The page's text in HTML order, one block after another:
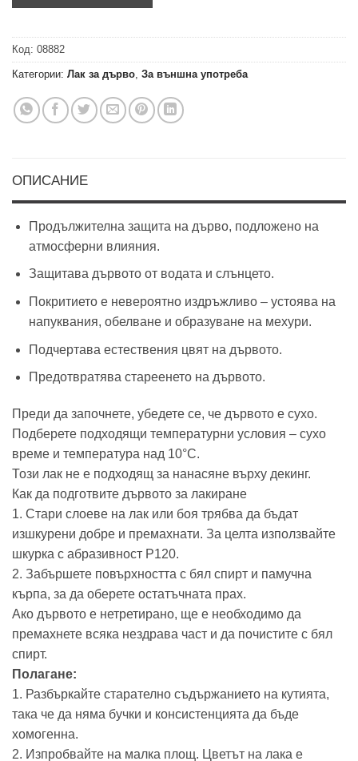
Код: 08882
Категории: Лак за дърво За външна употреба
ОПИСАНИЕ
Продължителна защита на дърво, подложено на
атмосферни влияния.
Защитава дървото от водата и слънцето.
Покритието е невероятно издръжливо – устоява на
напуквания, обелване и образуване на мехури.
Подчертава естествения цвят на дървото.
Предотвратява стареенето на дървото.
Преди да започнете, убедете се, че дървото е сухо.
Подберете подходящи температурни условия – сухо
време и температура над 10°C.
Този лак не е подходящ за нанасяне върху декинг.
Как да подготвите дървото за лакиране
1. Стари слоеве на лак или боя трябва да бъдат
изшкурени добре и премахнати. За целта използвайте
шкурка с абразивност Р120.
2. Забършете повърхността с бял спирт и памучна
кърпа, за да оберете остатъчната прах.
Ако дървото е нетретирано, ще е необходимо да
премахнете всяка нездрава част и да почистите с бял
спирт.
Полагане:
1. Разбъркайте старателно съдържанието на кутията,
така че да няма бучки и консистенцията да бъде
хомогенна.
2. Изпробвайте на малка площ. Цветът на лака е